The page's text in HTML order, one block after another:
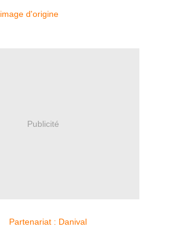
Publicité